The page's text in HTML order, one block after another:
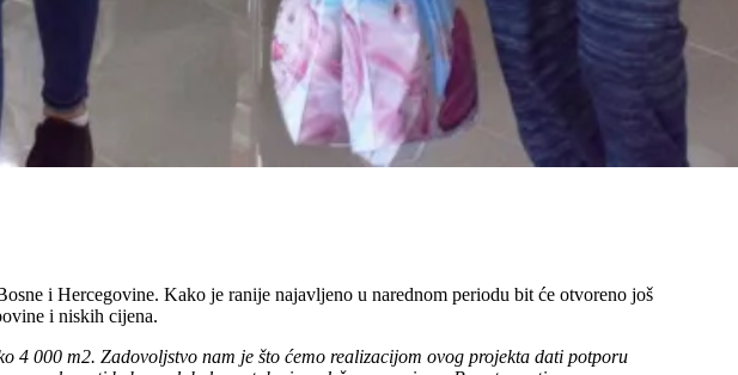
i Hercegovine. Kako je ranije najavljeno u narednom periodu bit će otvoreno još
i niskih cijena.
4 000 m2. Zadovoljstvo nam je što ćemo realizacijom ovog projekta dati potporu